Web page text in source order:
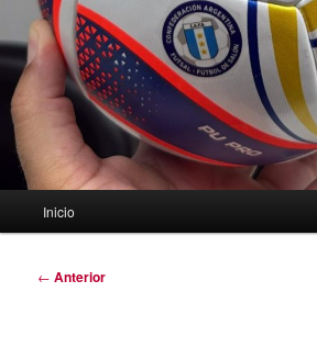
Inicio
Navegación
← Anterior